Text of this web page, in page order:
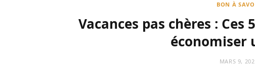
BON À
Vacances pas chères :
économiser
MARS 9,